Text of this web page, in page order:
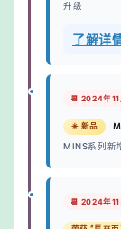
升级
了解详
📆 2024年11
☀️ 新品
MINS系列新
📆 2024年11